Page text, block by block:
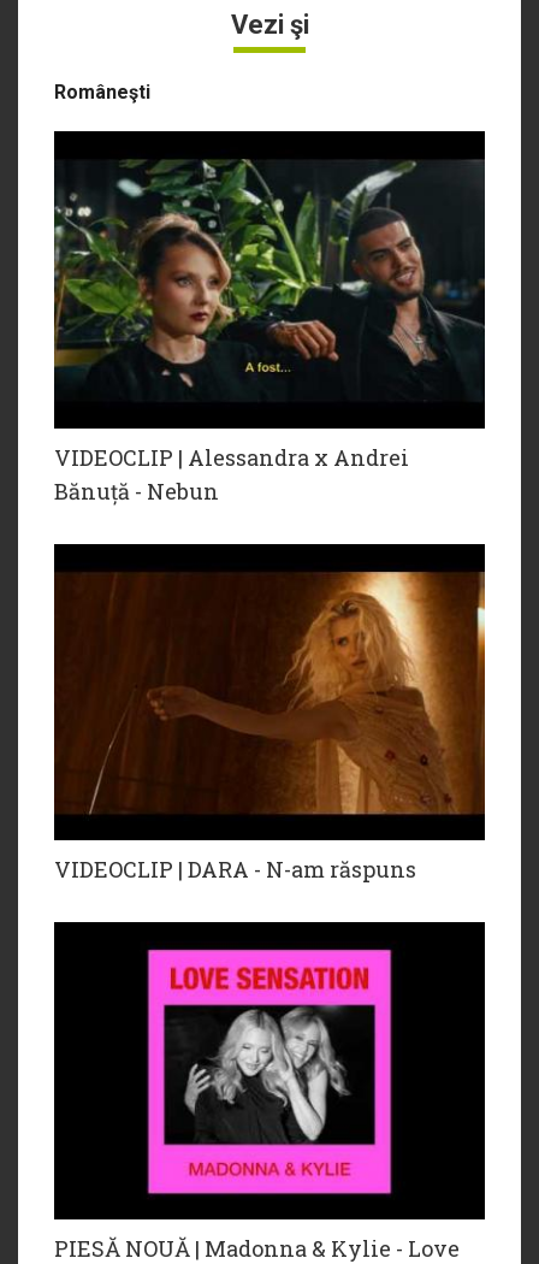
Vezi şi
Româneşti
VIDEOCLIP | Alessandra x Andrei
Bănuță - Nebun
VIDEOCLIP | DARA - N-am răspuns
PIESĂ NOUĂ | Madonna & Kylie - Love